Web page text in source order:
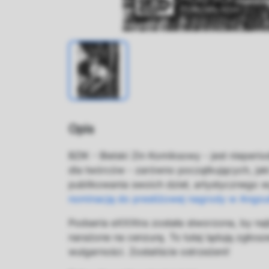
Opis
BZIK - Bielski Zin Komiksowy - jest
dla twórców - zarówno początkujących,
publikowania swoich dzieł, artystycznego
nominację do prestiżowej nagrody w
Podseria eXXXtra została stworzona, by
narażone na cenzurę. To tutaj lądują
wulgarności. Zostaliście ostrzeżeni!